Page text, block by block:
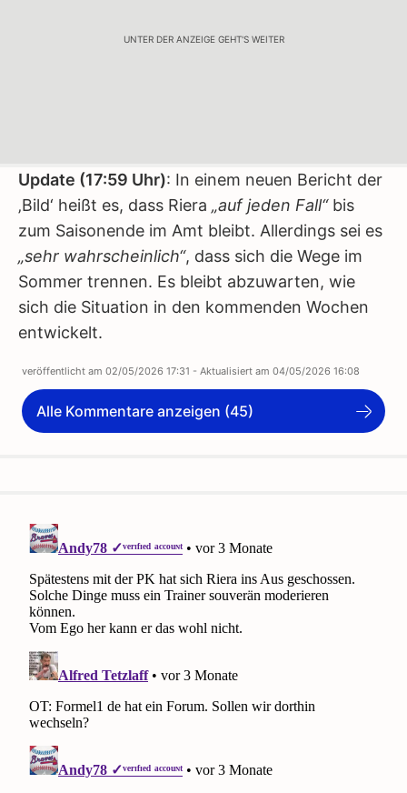
UNTER DER ANZEIGE GEHT'S WEITER
Update (17:59 Uhr): In einem neuen Bericht der
‚Bild‘ heißt es, dass Riera „auf jeden Fall“bis
zum Saisonende im Amt bleibt. Allerdings sei es
„sehr wahrscheinlich“, dass sich die Wege im
Sommer trennen. Es bleibt abzuwarten, wie
sich die Situation in den kommenden Wochen
entwickelt.
veröffentlicht am 02/05/2026 17:31 - Aktualisiert am 04/05/2026 16:08
Alle Kommentare anzeigen (45)